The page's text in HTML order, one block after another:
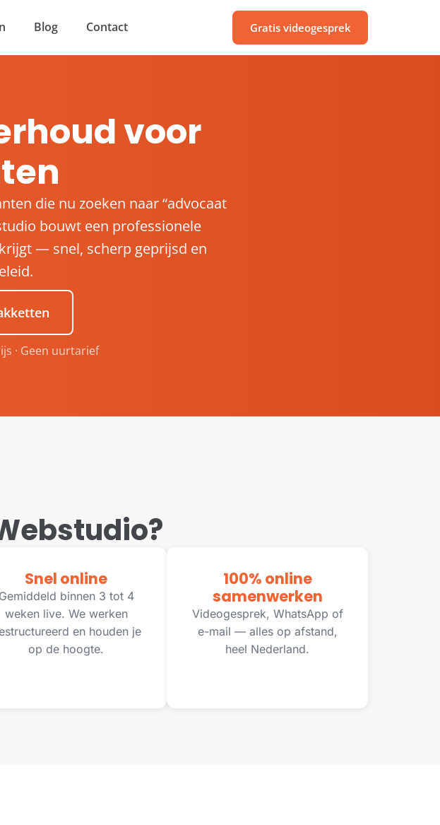
Blog Contact Gratis videogesprek
voor
die nu zoeken naar “advocaat
bouwt een professionele
— snel, scherp geprijsd en
· Geen uurtarief
Snel online
Gemiddeld binnen 3 tot 4
weken live. We werken
en houden je
op de hoogte.
100% online
samenwerken
Videogesprek, WhatsApp of
e-mail — alles op afstand,
heel Nederland.